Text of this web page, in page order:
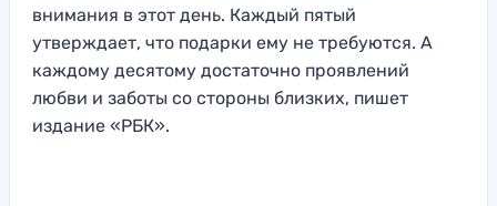
внимания в этот день. Каждый пятый
утверждает, что подарки ему не требуются. А
каждому десятому достаточно проявлений
любви и заботы со стороны близких, пишет
издание «РБК».